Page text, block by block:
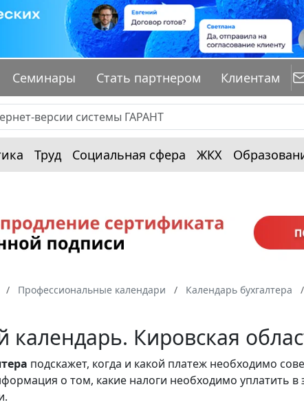
Семинары Стать партнером Клиентам
Труд Социальная сфера ЖКХ
Профессиональные календари Календарь бухгалтера
календарь. Кировская
подскажет, когда и какой платеж необходимо
о том, какие налоги необходимо уплатить